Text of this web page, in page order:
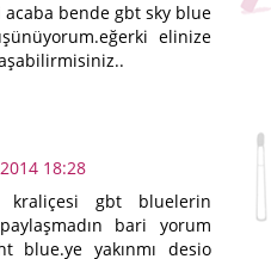
bende gbt sky blue
elinize
18:28
gbt bluelerin
bari yorum
blue.ye yakınmı desio